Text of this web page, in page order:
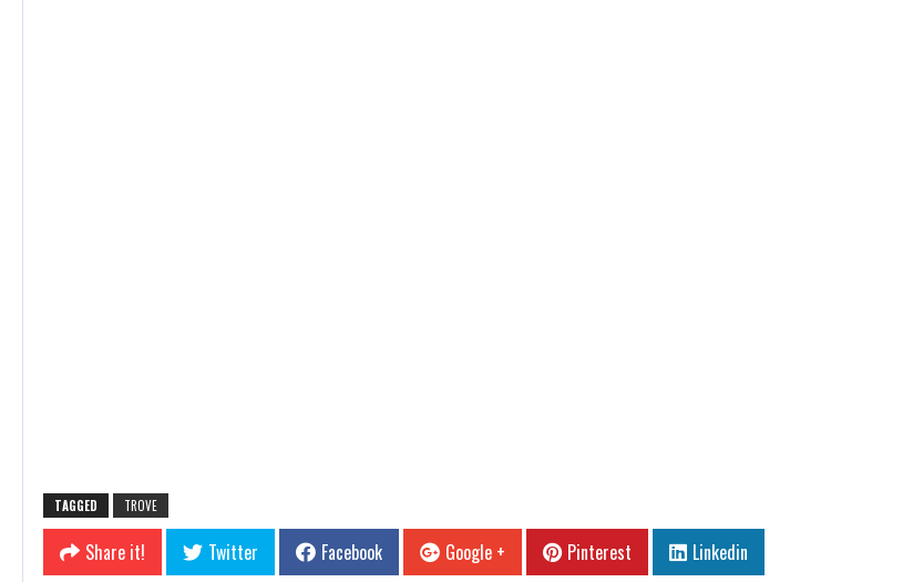
TAGGED TROVE
Share it! Twitter Facebook Google + Pinterest Linkedin